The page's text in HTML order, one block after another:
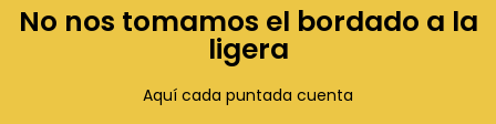
No nos tomamos el bordado a la
ligera
Aquí cada puntada cuenta